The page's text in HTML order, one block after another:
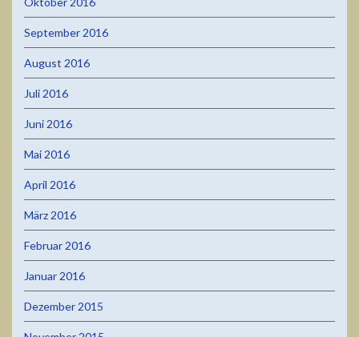
September 2016
August 2016
Juli 2016
Juni 2016
Mai 2016
April 2016
März 2016
Februar 2016
Januar 2016
Dezember 2015